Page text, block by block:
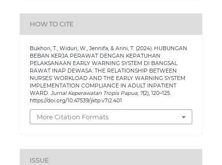
HOW TO CITE
Bukhori, T., Widuri, W., Jennifa, & Arini, T. (2024). HUBUNGAN
BEBAN KERJA PERAWAT DENGAN KEPATUHAN
PELAKSANAAN EARLY WARNING SYSTEM DI BANGSAL
RAWAT INAP DEWASA: THE RELATIONSHIP BETWEEN
NURSES’ WORKLOAD AND THE EARLY WARNING SYSTEM
IMPLEMENTATION COMPLIANCE IN ADULT INPATIENT
WARD. Jurnal Keperawatan Tropis Papua, 7(2), 120–125.
https://doi.org/10.47539/jktp.v7i2.401
More Citation Formats
ISSUE